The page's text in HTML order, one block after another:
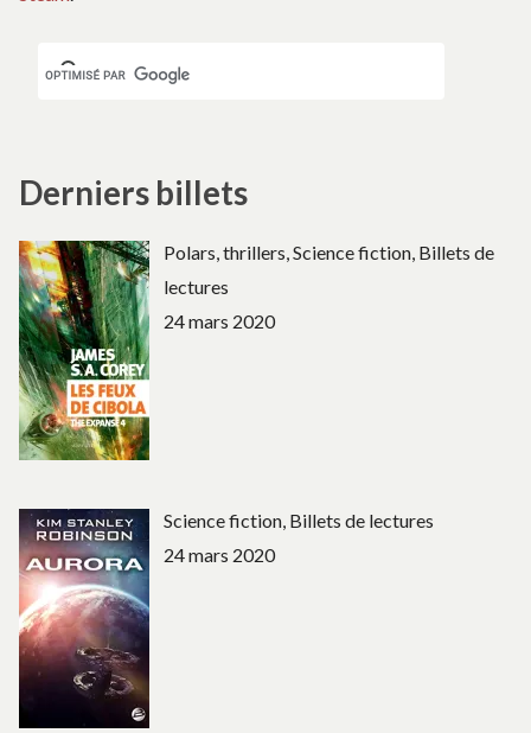
Derniers billets
Polars, thrillers, Science fiction, Billets de
lectures
24 mars 2020
Science fiction, Billets de lectures
24 mars 2020